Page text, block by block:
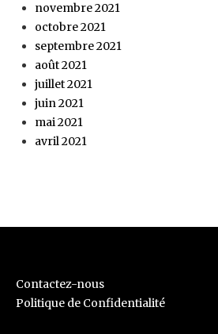
novembre 2021
octobre 2021
septembre 2021
août 2021
juillet 2021
juin 2021
mai 2021
avril 2021
Contactez-nous
Politique de Confidentialité